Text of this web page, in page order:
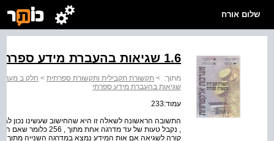
שלום אורח
1.6 שגיאות בהעברת מידע ספרתי
מתוך: > תקשורת תקבילית ותקשורת ספרתית > חלק ב
שגיאות בהעברת מידע ספרתי
עמוד:233
התשובה הראשונה לשאלה זו היא שהחישוב שעשינו נכון